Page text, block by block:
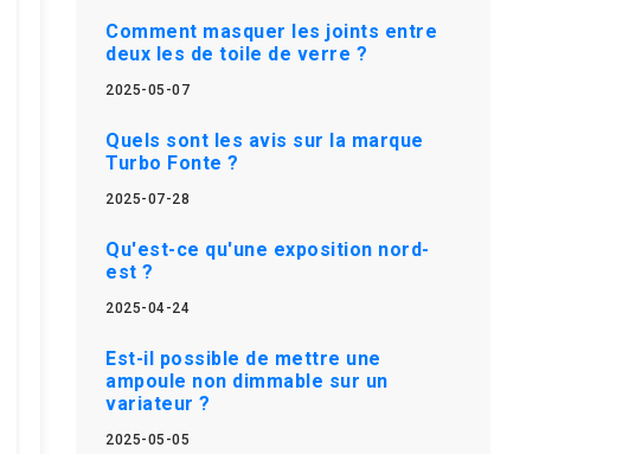
Comment masquer les joints entre
deux les de toile de verre ?
2025-05-07
Quels sont les avis sur la marque
Turbo Fonte ?
2025-07-28
Qu'est-ce qu'une exposition nord-
est ?
2025-04-24
Est-il possible de mettre une
ampoule non dimmable sur un
variateur ?
2025-05-05